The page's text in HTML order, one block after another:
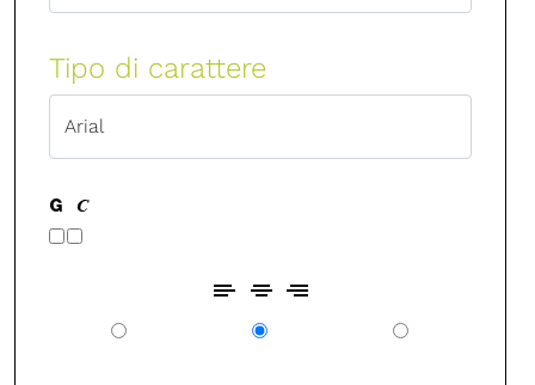
Tipo di carattere